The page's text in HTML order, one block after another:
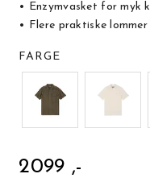
• Enzymvasket for myk
• Flere praktiske lommer
FARGE
2099 ,-